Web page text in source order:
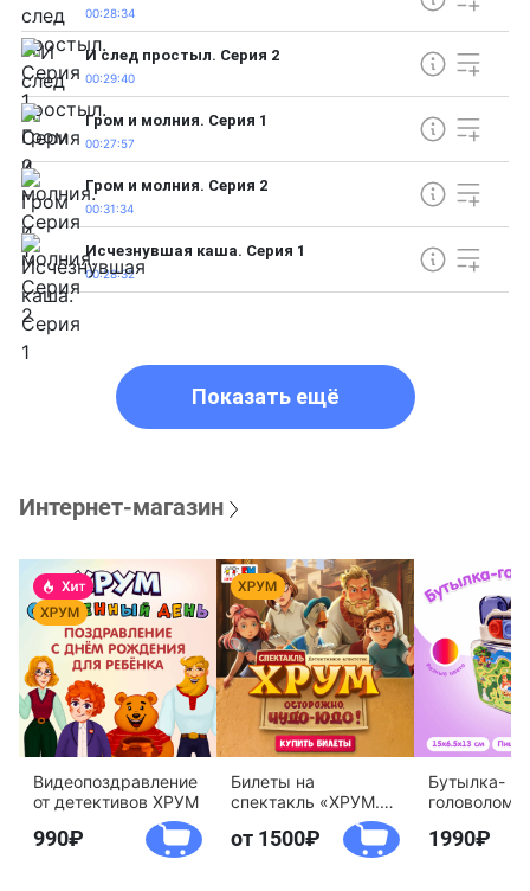
00:28:34
И след простыл. Серия 2
00:29:40
Гром и молния. Серия 1
00:27:57
Гром и молния. Серия 2
00:31:34
Исчезнувшая каша. Серия 1
00:28:32
Показать ещё
Интернет-магазин
Видеопоздравление
от детективов ХРУМ
990
Билеты на
спектакль «ХРУМ.
Осторожно, Чудо-
Юдо!»
от 1500
Бутылка-
агентство
1990